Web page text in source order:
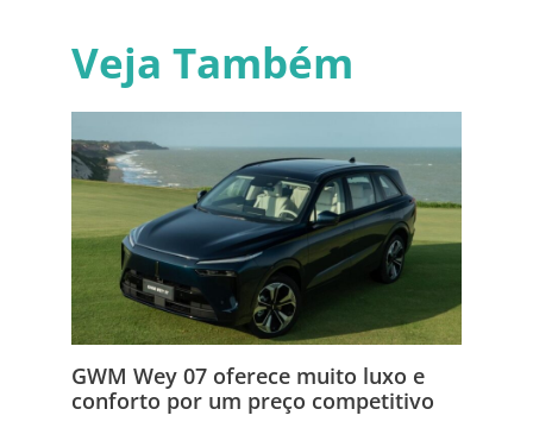
Veja Também
GWM Wey 07 oferece muito luxo e
conforto por um preço competitivo